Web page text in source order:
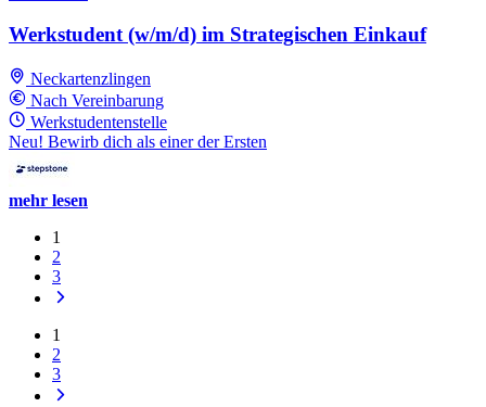
Werkstudent (w/m/d) im Strategischen Einkauf
Neckartenzlingen
Nach Vereinbarung
Werkstudentenstelle
Neu! Bewirb dich als einer der Ersten
mehr lesen
1
2
3
1
2
3